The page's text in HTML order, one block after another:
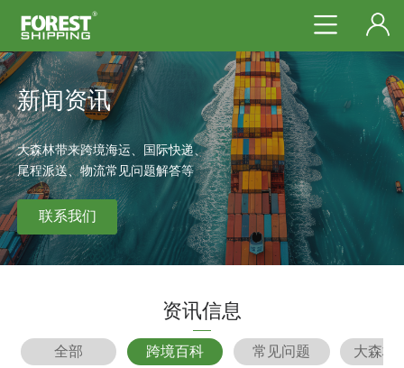
新闻资讯
大森林带来跨境海运、国际快递、
尾程派送、物流常见问题解答等
联系我们
资讯信息
全部 跨境百科 常见问题 大森林